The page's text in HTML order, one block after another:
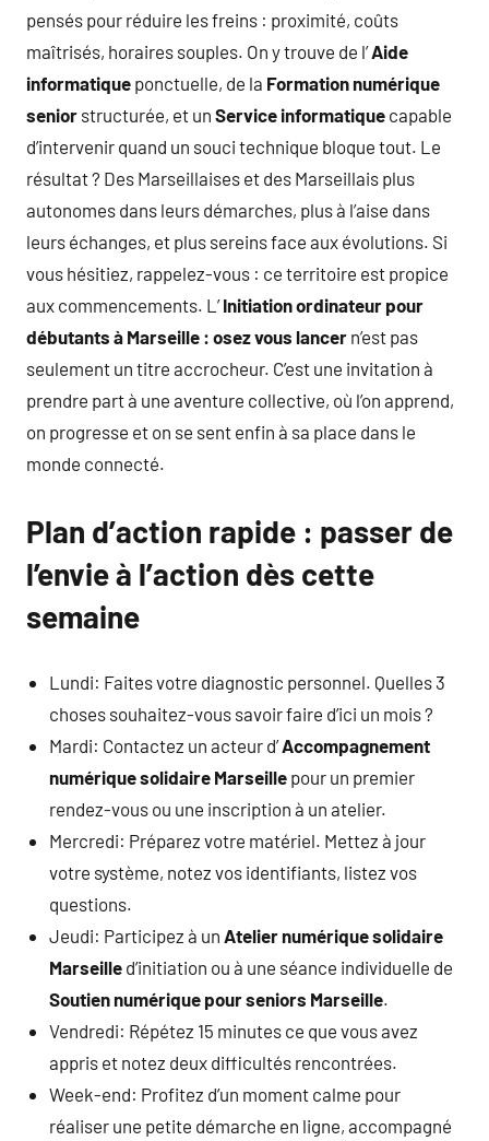
pensés pour réduire les freins : proximité, coûts
maîtrisés, horaires souples. On y trouve de l’Aide
informatique ponctuelle, de la Formation numérique
senior structurée, et un Service informatique capable
d’intervenir quand un souci technique bloque tout. Le
résultat ? Des Marseillaises et des Marseillais plus
autonomes dans leurs démarches, plus à l’aise dans
leurs échanges, et plus sereins face aux évolutions. Si
vous hésitiez, rappelez-vous : ce territoire est propice
aux commencements. L’Initiation ordinateur pour
débutants à Marseille : osez vous lancer n’est pas
seulement un titre accrocheur. C’est une invitation à
prendre part à une aventure collective, où l’on apprend,
on progresse et on se sent enfin à sa place dans le
monde connecté.
Plan d’action rapide : passer de
l’envie à l’action dès cette
semaine
Lundi: Faites votre diagnostic personnel. Quelles 3
choses souhaitez-vous savoir faire d’ici un mois ?
Mardi: Contactez un acteur d’Accompagnement
numérique solidaire Marseille pour un premier
rendez-vous ou une inscription à un atelier.
Mercredi: Préparez votre matériel. Mettez à jour
votre système, notez vos identifiants, listez vos
questions.
Jeudi: Participez à un Atelier numérique solidaire
Marseille d’initiation ou à une séance individuelle de
Soutien numérique pour seniors Marseille.
Vendredi: Répétez 15 minutes ce que vous avez
appris et notez deux difficultés rencontrées.
Week-end: Profitez d’un moment calme pour
réaliser une petite démarche en ligne, accompagné